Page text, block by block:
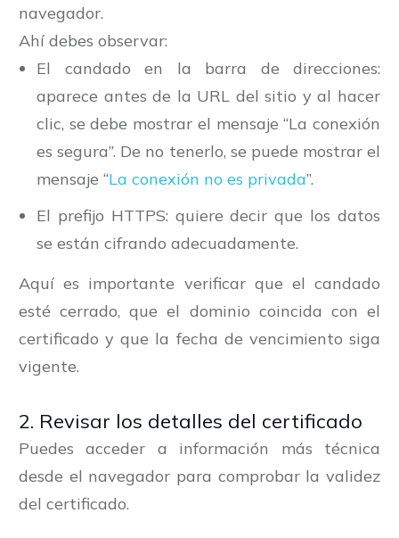
navegador.
Ahí debes observar:
El candado en la barra de direcciones:
aparece antes de la URL del sitio y al hacer
clic, se debe mostrar el mensaje “La conexión
es segura”. De no tenerlo, se puede mostrar el
mensaje “La conexión no es privada”.
El prefijo HTTPS: quiere decir que los datos
se están cifrando adecuadamente.
Aquí es importante verificar que el candado
esté cerrado, que el dominio coincida con el
certificado y que la fecha de vencimiento siga
vigente.
2. Revisar los detalles del certificado
Puedes acceder a información más técnica
desde el navegador para comprobar la validez
del certificado.